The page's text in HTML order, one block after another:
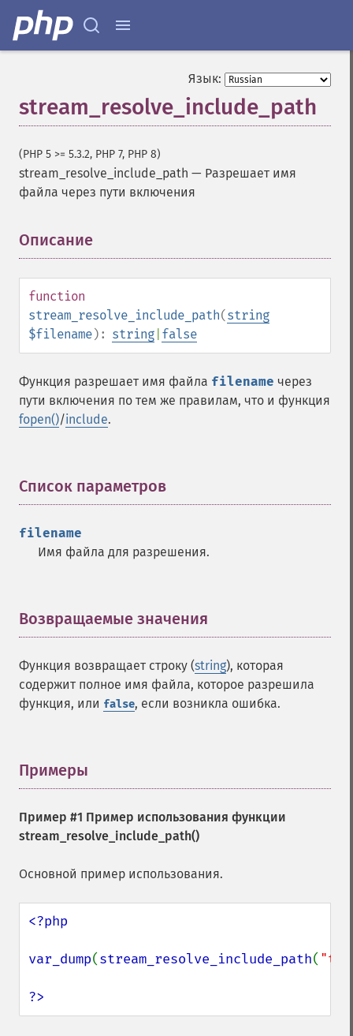
Язык:
stream_resolve_include_path
(PHP 5 >= 5.3.2, PHP 7, PHP 8)
stream_resolve_include_path — Разрешает имя
файла через пути включения
Описание
function
stream_resolve_include_path(string
$filename): string false
Функция разрешает имя файла filename через
пути включения по тем же правилам, что и функция
fopen()/include.
Список параметров
filename
Имя файла для разрешения.
Возвращаемые значения
Функция возвращает строку (string), которая
содержит полное имя файла, которое разрешила
функция, или false, если возникла ошибка.
Примеры
Пример #1 Пример использования функции
stream_resolve_include_path()
Основной пример использования.
<?php
var_dump(stream_resolve_include_path(
?>